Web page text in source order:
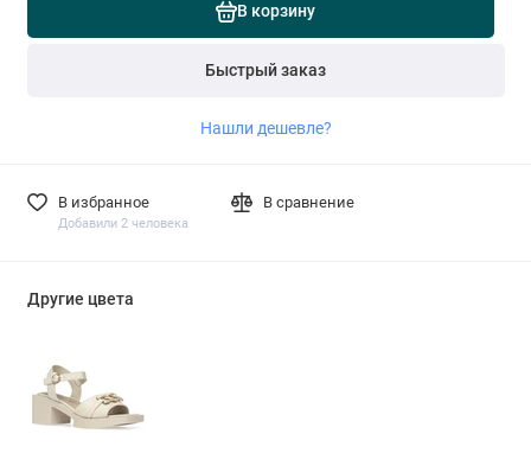
В корзину
Быстрый заказ
Нашли дешевле?
В избранное
Добавили 2 человека
В сравнение
Другие цвета